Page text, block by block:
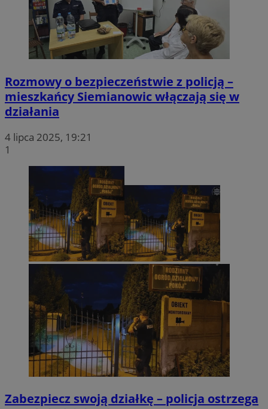
Rozmowy o bezpieczeństwie z policją –
mieszkańcy Siemianowic włączają się w
działania
4 lipca 2025, 19:21
1
Zabezpiecz swoją działkę – policja ostrzega